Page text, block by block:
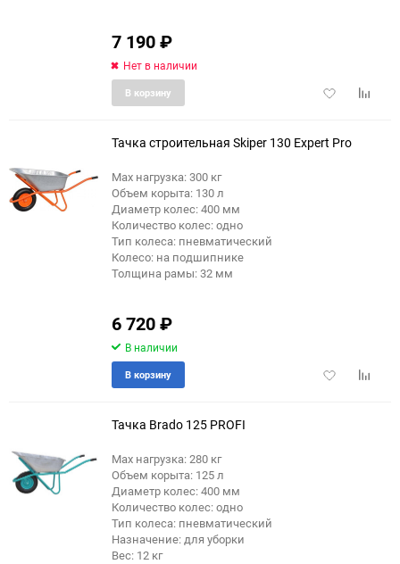
7 190₽
Нет в наличии
Добавить
В корзину
Тачка строительная Skiper 130 Expert Pro
Max нагрузка: 300 кг
Объем корыта: 130 л
Диаметр колес: 400 мм
Количество колес: одно
Тип колеса: пневматический
Колесо: на подшипнике
Толщина рамы: 32 мм
6 720₽
В наличии
Добавить
В корзину
Тачка Brado 125 PROFI
Max нагрузка: 280 кг
Объем корыта: 125 л
Диаметр колес: 400 мм
Количество колес: одно
Тип колеса: пневматический
Назначение: для уборки
Вес: 12 кг